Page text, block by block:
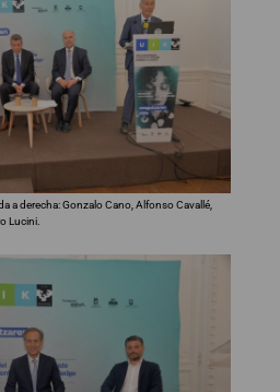
a derecha: Gonzalo Cano, Alfonso Cavallé,
Lucini.